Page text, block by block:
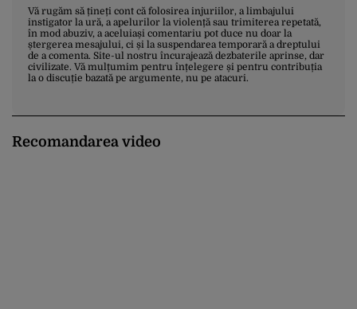
Vă rugăm să țineți cont că folosirea injuriilor, a limbajului
instigator la ură, a apelurilor la violență sau trimiterea repetată,
în mod abuziv, a aceluiași comentariu pot duce nu doar la
ștergerea mesajului, ci și la suspendarea temporară a dreptului
de a comenta. Site-ul nostru încurajează dezbaterile aprinse, dar
civilizate. Vă mulțumim pentru înțelegere și pentru contribuția
la o discuție bazată pe argumente, nu pe atacuri.
Recomandarea video